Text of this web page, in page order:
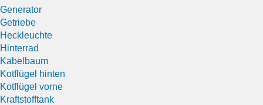
Generator
Getriebe
Heckleuchte
Hinterrad
Kabelbaum
Kotflügel hinten
Kotflügel vorne
Kraftstofftank